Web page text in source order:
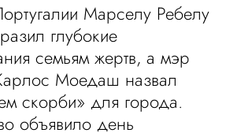
Марселу Ребелу
глубокие
семьям жертв, а мэр
Моедаш назвал
скорби» для города.
объявило день